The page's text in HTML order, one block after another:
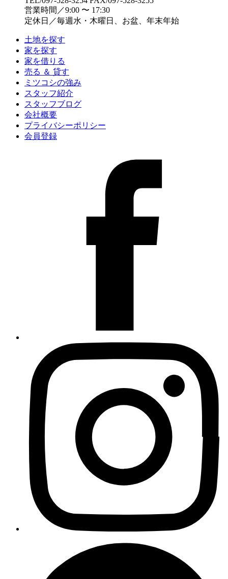
営業時間／9:00 〜 17:30
定休日／毎週水・木曜日、お盆、年末年始
土地を探す
家を探す
家を借りる
売る ＆ 貸す
ミツコシの強み
スタッフ紹介
スタッフブログ
会社概要
プライバシーポリシー
会員登録